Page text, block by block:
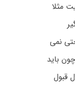
مثلا
نمی
باید
قبول